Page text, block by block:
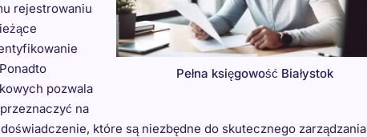
Pełna księgowość Białystok
rejestrowaniu
pozwala
na
które są niezbędne do skutecznego zarządzania